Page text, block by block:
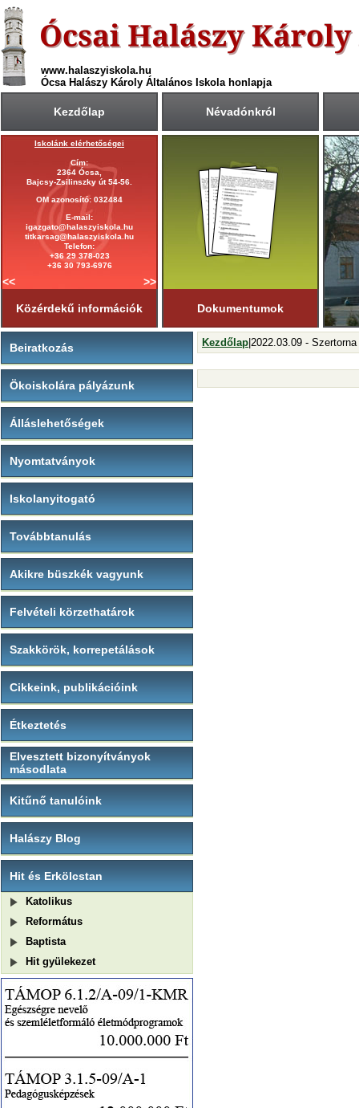
www.halaszyiskola.hu
Ócsa Halászy Károly Általános Iskola honlapja
Kezdőlap Névadónkról
Iskolánk elérhetőségei
Cím:
2364 Ócsa,
Bajcsy-Zsilinszky út 54-56.
OM azonosító: 032484
E-mail:
igazgato@halaszyiskola.hu
titkarsag@halaszyiskola.hu
Telefon:
+36 29 378-023
+36 30 793-6976
Első tanítási nap:
2025. szeptember 1. (hétfő)
Utolsó tanítási nap:
2026. június 19. (péntek)
Tanítási napok száma:
181 nap
Első félév
2026. január 23-igtart.
<< >>
Közérdekű információk Dokumentumok
Beiratkozás
Ökoiskolára pályázunk
Álláslehetőségek
Nyomtatványok
Iskolanyitogató
Továbbtanulás
Akikre büszkék vagyunk
Felvételi körzethatárok
Szakkörök, korrepetálások
Cikkeink, publikációink
Étkeztetés
Elvesztett bizonyítványok
másodlata
Kitűnő tanulóink
Halászy Blog
Hit és Erkölcstan
Katolikus
Református
Baptista
Hit gyülekezet
Kezdőlap |2022.03.09 -